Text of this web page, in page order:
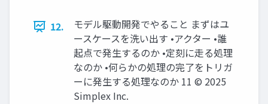
12.
モデル駆動開発でやること まずはユ
ースケースを洗い出す •アクター •誰
起点で発生するのか •定刻に走る処理
なのか •何らかの処理の完了をトリガ
ーに発生する処理なのか 11 © 2025
Simplex Inc.